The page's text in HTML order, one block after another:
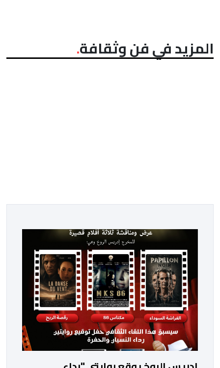
المزيد في فن وثقافة